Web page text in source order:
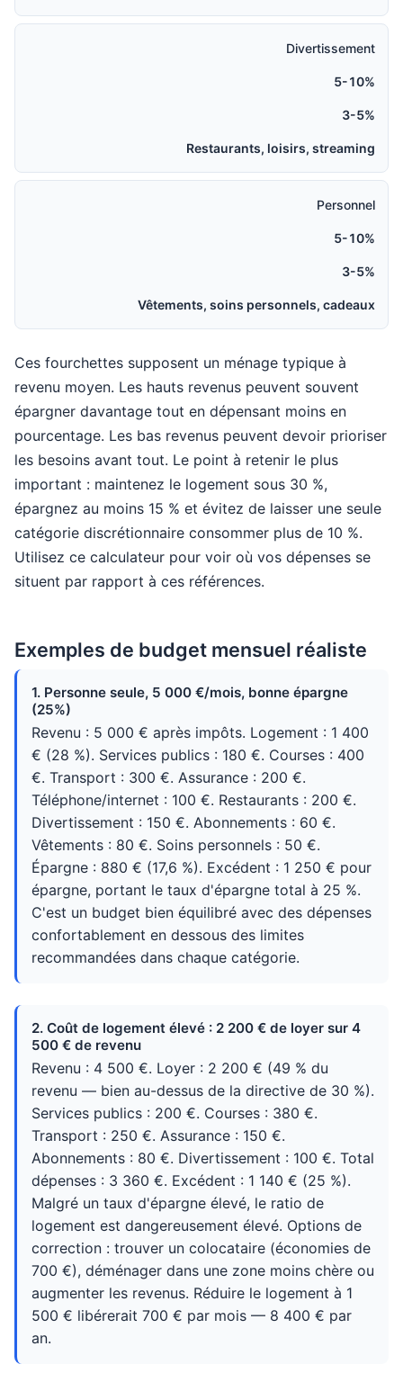
Divertissement
5-10%
3-5%
Restaurants, loisirs, streaming
Personnel
5-10%
3-5%
Vêtements, soins personnels, cadeaux
Ces fourchettes supposent un ménage typique à
revenu moyen. Les hauts revenus peuvent souvent
épargner davantage tout en dépensant moins en
pourcentage. Les bas revenus peuvent devoir prioriser
les besoins avant tout. Le point à retenir le plus
important : maintenez le logement sous 30 %,
épargnez au moins 15 % et évitez de laisser une seule
catégorie discrétionnaire consommer plus de 10 %.
Utilisez ce calculateur pour voir où vos dépenses se
situent par rapport à ces références.
Exemples de budget mensuel réaliste
1. Personne seule, 5 000 €/mois, bonne épargne
(25%)
Revenu : 5 000 € après impôts. Logement : 1 400
€ (28 %). Services publics : 180 €. Courses : 400
€. Transport : 300 €. Assurance : 200 €.
Téléphone/internet : 100 €. Restaurants : 200 €.
Divertissement : 150 €. Abonnements : 60 €.
Vêtements : 80 €. Soins personnels : 50 €.
Épargne : 880 € (17,6 %). Excédent : 1 250 € pour
épargne, portant le taux d'épargne total à 25 %.
C'est un budget bien équilibré avec des dépenses
confortablement en dessous des limites
recommandées dans chaque catégorie.
2. Coût de logement élevé : 2 200 € de loyer sur 4
500 € de revenu
Revenu : 4 500 €. Loyer : 2 200 € (49 % du
revenu — bien au-dessus de la directive de 30 %).
Services publics : 200 €. Courses : 380 €.
Transport : 250 €. Assurance : 150 €.
Abonnements : 80 €. Divertissement : 100 €. Total
dépenses : 3 360 €. Excédent : 1 140 € (25 %).
Malgré un taux d'épargne élevé, le ratio de
logement est dangereusement élevé. Options de
correction : trouver un colocataire (économies de
700 €), déménager dans une zone moins chère ou
augmenter les revenus. Réduire le logement à 1
500 € libérerait 700 € par mois — 8 400 € par
an.